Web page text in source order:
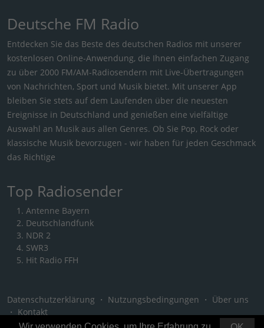
Deutsche FM Radio
Entdecken Sie das Beste des deutschen Radios mit unserer
kostenlosen Online-Anwendung, die Ihnen einfachen Zugang
zu über 2000 FM/AM-Radiosendern mit Live-Übertragungen
von Nachrichten, Sport und Musik bietet. Mit unserer App
bleiben Sie stets auf dem Laufenden über die neuesten
Ereignisse in Deutschland und genießen eine vielfältige
Auswahl an Musik aus allen Genres. Ob Sie Pop, Rock oder
klassische Musik bevorzugen - wir haben für jeden Geschmack
das Richtige
Top Radiosender
Antenne Bayern
Deutschlandfunk
NDR 2
SWR3
Hit Radio FFH
Datenschutzerklärung ・ Nutzungsbedingungen ・ Über uns
・ Kontakt